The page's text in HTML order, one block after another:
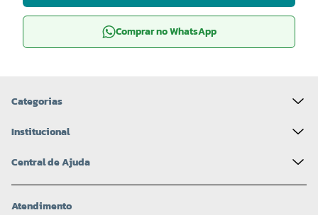
Comprar no WhatsApp
Categorias
Institucional
Central de Ajuda
Atendimento